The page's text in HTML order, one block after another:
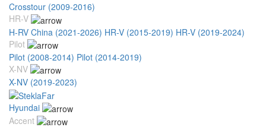
Crosstour (2009-2016)
HR-V
H-RV China (2021-2026) HR-V (2015-2019) HR-V (2019-2024)
Pilot
Pilot (2008-2014) Pilot (2014-2019)
X-NV
X-NV (2019-2023)
Hyundai
Accent